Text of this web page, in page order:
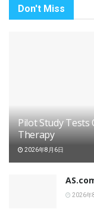
Don't Miss
Pilot Study Tests
Therapy
2026年8月6日
2026年